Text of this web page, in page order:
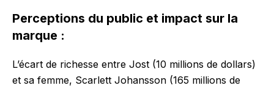
Perceptions du public et impact sur la
marque :
L’écart de richesse entre Jost (10 millions de dollars)
et sa femme, Scarlett Johansson (165 millions de